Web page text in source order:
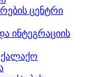
ცენტრი
ინტეგრაციის